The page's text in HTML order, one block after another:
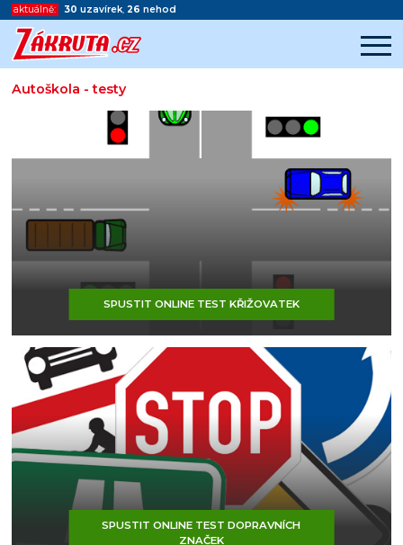
aktuálně: 30 uzavírek, 26 nehod
Autoškola - testy
Začátek reklamy
Konec reklamy
SPUSTIT ONLINE TEST KŘIŽOVATEK
SPUSTIT ONLINE TEST DOPRAVNÍCH
ZNAČEK